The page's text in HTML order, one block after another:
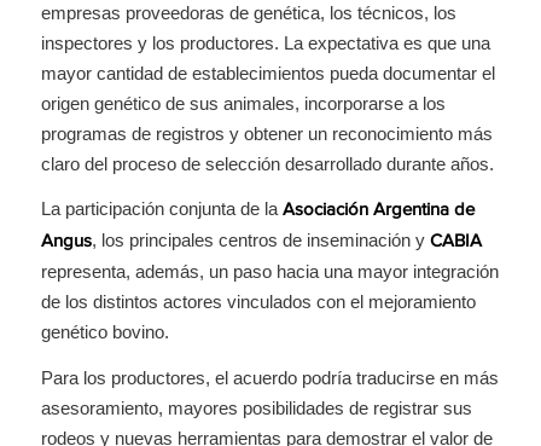
empresas proveedoras de genética, los técnicos, los
inspectores y los productores. La expectativa es que una
mayor cantidad de establecimientos pueda documentar el
origen genético de sus animales, incorporarse a los
programas de registros y obtener un reconocimiento más
claro del proceso de selección desarrollado durante años.
La participación conjunta de la Asociación Argentina de
Angus, los principales centros de inseminación y CABIA
representa, además, un paso hacia una mayor integración
de los distintos actores vinculados con el mejoramiento
genético bovino.
Para los productores, el acuerdo podría traducirse en más
asesoramiento, mayores posibilidades de registrar sus
rodeos y nuevas herramientas para demostrar el valor de